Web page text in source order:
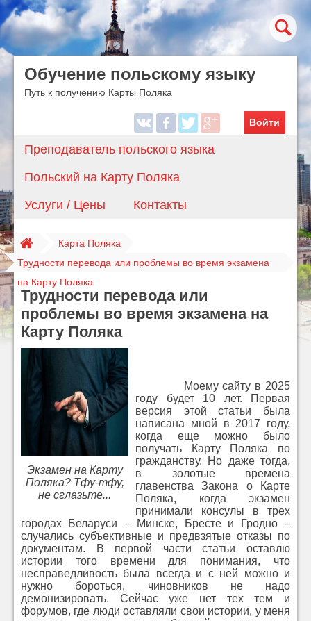
Обучение польскому языку
Путь к получению Карты Поляка
Войти
Преподаватель польского языка
Польский на Карту Поляка
Услуги / Цены
Контакты
Карта Поляка
Трудности перевода или проблемы во время экзамена
на Карту Поляка
Трудности перевода или
проблемы во время экзамена на
Карту Поляка
Экзамен на Карту
Поляка? Тфу-тфу,
не сглазьте...
Моему сайту в 2025
году будет 10 лет. Первая
версия этой статьи была
написана мной в 2017 году,
когда еще можно было
получать Карту Поляка по
гражданству. Но даже тогда,
в золотые времена
главенства Закона о Карте
Поляка, когда экзамен
принимали консулы в трех
городах Беларуси – Минске, Бресте и Гродно –
случались субъективные и предвзятые отказы по
документам. В первой части статьи оставлю
истории того времени для понимания, что
несправедливость была всегда и с ней можно и
нужно бороться, чиновников не надо
демонизировать. Сейчас уже нет тех тем и
форумов, где люди оставляли свои истории, у меня